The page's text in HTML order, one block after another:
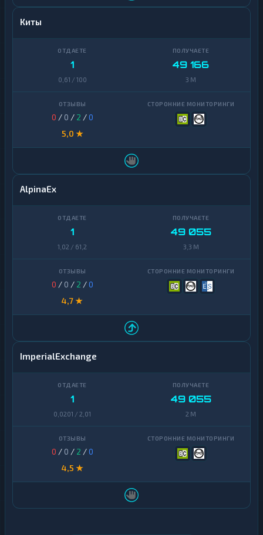
Киты
1
0,61 / 100
49 166
3 M
0 / 0 / 2 /0
5,0 ★
AlpinaEx
1
1,02 / 61,2
49 055
3,3 M
0 / 0 / 2 /0
4,7 ★
ImperialExchange
1
0,0201 / 2,01
49 055
2 M
0 / 0 / 2 /0
4,5 ★